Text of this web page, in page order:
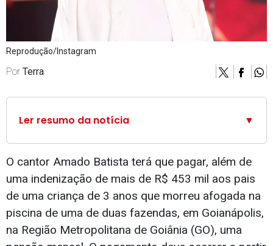
Reprodução/Instagram
Por Terra
Ler resumo da notícia ▼
O cantor Amado Batista terá que pagar, além de
uma indenização de mais de R$ 453 mil aos pais
de uma criança de 3 anos que morreu afogada na
piscina de uma de duas fazendas, em Goianápolis,
na Região Metropolitana de Goiânia (GO), uma